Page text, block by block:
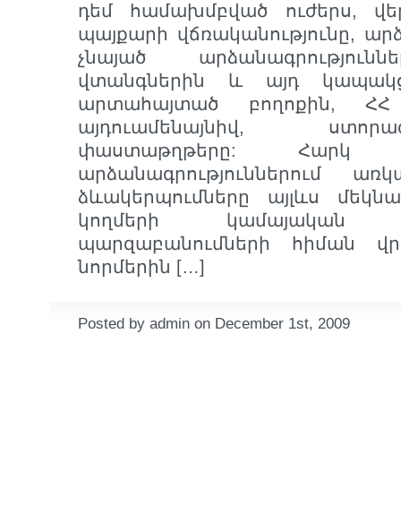
դեմ համախմբված ուժերս,
պայքարի վճռականությունը,
չնայած
վտանգներին և այդ
արտահայտած բողոքին, ՀՀ
այդուամենայնիվ,
փաստաթղթերը:
արձանագրություններում
ձևակերպումները այլևս
կողմերի
պարզաբանումների հիման
նորմերին […]
Posted by admin on December 1st, 2009